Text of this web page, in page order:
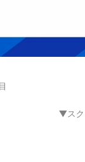
▼スク